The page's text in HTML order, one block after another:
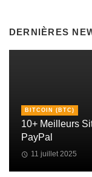
DERNIÈRES
BITCOIN (BTC)
10+ Meilleurs
PayPal
11 juillet 2025